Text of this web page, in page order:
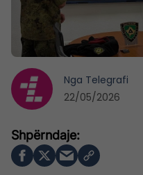
Nga Telegrafi
22/05/2026